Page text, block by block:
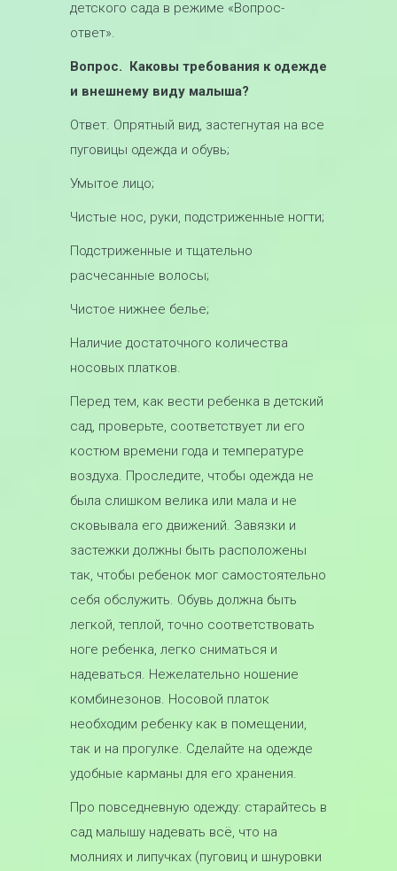
детского сада в режиме «Вопрос-
ответ».
Вопрос. Каковы требования к одежде
и внешнему виду малыша?
Ответ. Опрятный вид, застегнутая на все
пуговицы одежда и обувь;
Умытое лицо;
Чистые нос, руки, подстриженные ногти;
Подстриженные и тщательно
расчесанные волосы;
Чистое нижнее белье;
Наличие достаточного количества
носовых платков.
Перед тем, как вести ребенка в детский
сад, проверьте, соответствует ли его
костюм времени года и температуре
воздуха. Проследите, чтобы одежда не
была слишком велика или мала и не
сковывала его движений. Завязки и
застежки должны быть расположены
так, чтобы ребенок мог самостоятельно
себя обслужить. Обувь должна быть
легкой, теплой, точно соответствовать
ноге ребенка, легко сниматься и
надеваться. Нежелательно ношение
комбинезонов. Носовой платок
необходим ребенку как в помещении,
так и на прогулке. Сделайте на одежде
удобные карманы для его хранения.
Про повседневную одежду: старайтесь в
сад малышу надевать всё, что на
молниях и липучках (пуговиц и шнуровки